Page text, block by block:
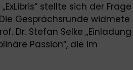
stellte sich der Frage
Gesprächsrunde widmete
Dr. Stefan Selke „Einladung
Passion“, die im